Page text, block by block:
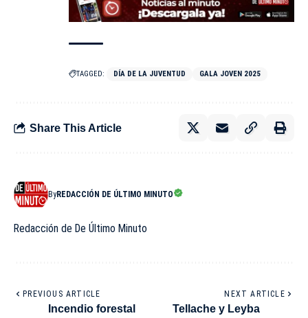
TAGGED: DÍA DE LA JUVENTUD GALA JOVEN 2025
Share This Article
ByREDACCIÓN DE ÚLTIMO MINUTO
Redacción de De Último Minuto
PREVIOUS ARTICLE
Incendio forestal
NEXT ARTICLE
Tellache y Leyba